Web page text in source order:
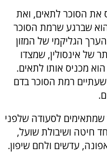
את הסוכר לתאים, ואת
הוא שברגע שרמת הסוכר
הגליקמי של המזון
של אינסולין, שמצדו
מכניס אותו לתאים.
רמת הסוכר בדם
שמתאימים לסעודה שלפני
חיטה ושיבולת שועל,
עדשים ולחם שיפון.